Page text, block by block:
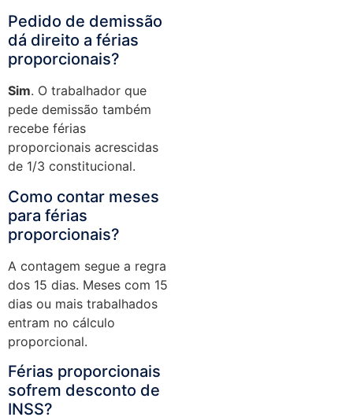
Pedido de demissão
dá direito a férias
proporcionais?
Sim. O trabalhador que
pede demissão também
recebe férias
proporcionais acrescidas
de 1/3 constitucional.
Como contar meses
para férias
proporcionais?
A contagem segue a regra
dos 15 dias. Meses com 15
dias ou mais trabalhados
entram no cálculo
proporcional.
Férias proporcionais
sofrem desconto de
INSS?